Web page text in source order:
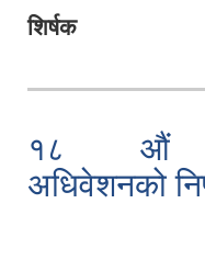
शिर्षक
१८ औं
अधिवेशनको